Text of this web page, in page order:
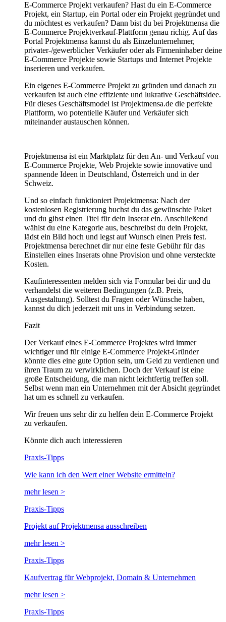
E-Commerce Projekt verkaufen? Hast du ein E-Commerce
Projekt, ein Startup, ein Portal oder ein Projekt gegründet und
du möchtest es verkaufen? Dann bist du bei Projektmensa die
E-Commerce Projektverkauf-Plattform genau richig. Auf das
Portal Projektmensa kannst du als Einzelunternehmer,
privater-/gewerblicher Verkäufer oder als Firmeninhaber deine
E-Commerce Projekte sowie Startups und Internet Projekte
inserieren und verkaufen.
Ein eigenes E-Commerce Projekt zu gründen und danach zu
verkaufen ist auch eine effiziente und lukrative Geschäftsidee.
Für dieses Geschäftsmodel ist Projektmensa.de die perfekte
Plattform, wo potentielle Käufer und Verkäufer sich
miteinander austauschen können.
Projektmensa ist ein Marktplatz für den An- und Verkauf von
E-Commerce Projekte, Web Projekte sowie innovative und
spannende Ideen in Deutschland, Österreich und in der
Schweiz.
Und so einfach funktioniert Projektmensa: Nach der
kostenlosen Registrierung buchst du das gewünschte Paket
und du gibst einen Titel für dein Inserat ein. Anschließend
wählst du eine Kategorie aus, beschreibst du dein Projekt,
lädst ein Bild hoch und legst auf Wunsch einen Preis fest.
Projektmensa berechnet dir nur eine feste Gebühr für das
Einstellen eines Inserats ohne Provision und ohne versteckte
Kosten.
Kaufinteressenten melden sich via Formular bei dir und du
verhandelst die weiteren Bedingungen (z.B. Preis,
Ausgestaltung). Solltest du Fragen oder Wünsche haben,
kannst du dich jederzeit mit uns in Verbindung setzen.
Fazit
Der Verkauf eines E-Commerce Projektes wird immer
wichtiger und für einige E-Commerce Projekt-Gründer
könnte dies eine gute Option sein, um Geld zu verdienen und
ihren Traum zu verwirklichen. Doch der Verkauf ist eine
große Entscheidung, die man nicht leichtfertig treffen soll.
Selbst wenn man ein Unternehmen mit der Absicht gegründet
hat um es schnell zu verkaufen.
Wir freuen uns sehr dir zu helfen dein E-Commerce Projekt
zu verkaufen.
Könnte dich auch interessieren
Praxis-Tipps
Wie kann ich den Wert einer Website ermitteln?
mehr lesen >
Praxis-Tipps
Projekt auf Projektmensa ausschreiben
mehr lesen >
Praxis-Tipps
Kaufvertrag für Webprojekt, Domain & Unternehmen
mehr lesen >
Praxis-Tipps